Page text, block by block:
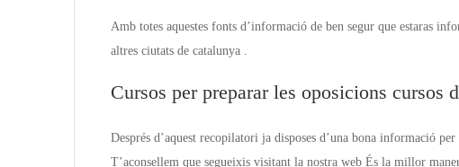
Amb totes aquestes fonts d’informació de ben segur que estaras
altres ciutats de catalunya .
Cursos per preparar les oposicions cursos
Després d’aquest recopilatori ja disposes d’una bona informació
T’aconsellem que segueixis visitant la nostra web És la millor